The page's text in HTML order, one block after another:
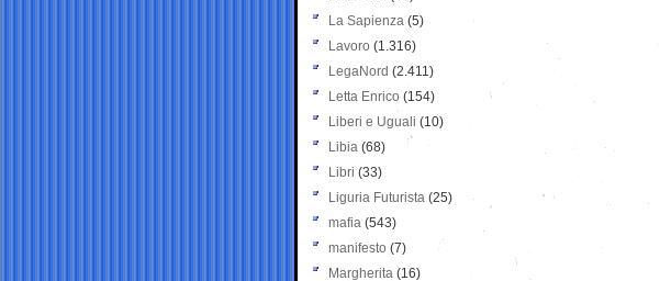
La Sapienza (5)
Lavoro (1.316)
LegaNord (2.411)
Letta Enrico (154)
Liberi e Uguali (10)
Libia (68)
Libri (33)
Liguria Futurista (25)
mafia (543)
manifesto (7)
Margherita (16)